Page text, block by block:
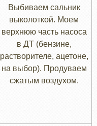
Выбиваем сальник
выколоткой. Моем
верхнюю часть насоса
в ДТ (бензине,
растворителе, ацетоне,
на выбор). Продуваем
сжатым воздухом.